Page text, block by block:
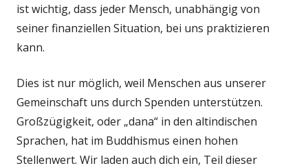
ist wichtig, dass jeder Mensch, unabhängig von
seiner finanziellen Situation, bei uns praktizieren
kann.
Dies ist nur möglich, weil Menschen aus unserer
Gemeinschaft uns durch Spenden unterstützen.
Großzügigkeit, oder „dana“ in den altindischen
Sprachen, hat im Buddhismus einen hohen
Stellenwert. Wir laden auch dich ein, Teil dieser